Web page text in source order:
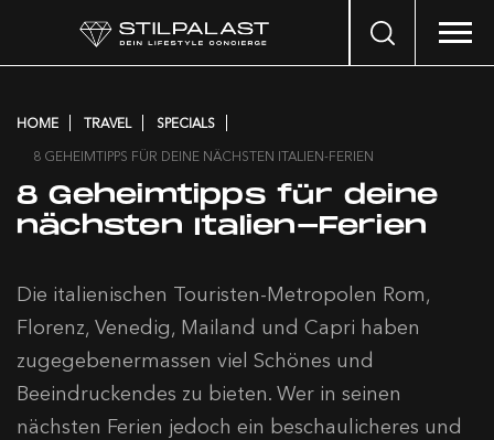
Search
HOME TRAVEL
SPECIALS
8 GEHEIMTIPPS FÜR DEINE NÄCHSTEN ITALIEN-FERIEN
8 Geheimtipps für deine
nächsten Italien-Ferien
Die italienischen Touristen-Metropolen Rom,
Florenz, Venedig, Mailand und Capri haben
zugegebenermassen viel Schönes und
Beeindruckendes zu bieten. Wer in seinen
nächsten Ferien jedoch ein beschaulicheres und